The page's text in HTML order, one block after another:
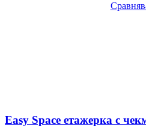
Easy Space етажерка с